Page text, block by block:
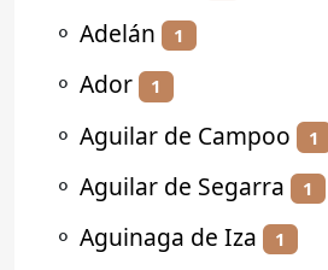
⚬ Adelán 1
⚬ Ador 1
⚬ Aguilar de Campoo 1
⚬ Aguilar de Segarra 1
⚬ Aguinaga de Iza 1